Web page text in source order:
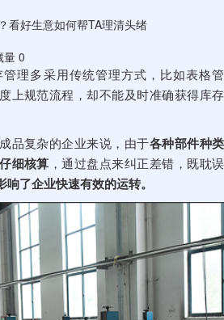
看好生意如何帮TA理清头绪
量 0
理多采用传统管理方式，比如表格管
上规范流程，却不能及时准确获得库存
品复杂的企业来说，由于各种部件种类
细核算 ，通过盘点来纠正差错，既耽误
响了企业快速有效的运转。